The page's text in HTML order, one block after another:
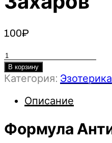
100₽
Количество
товара
Формула
Feng
Shui
В корзину
Категория: Эзотерика
Описание
Формула